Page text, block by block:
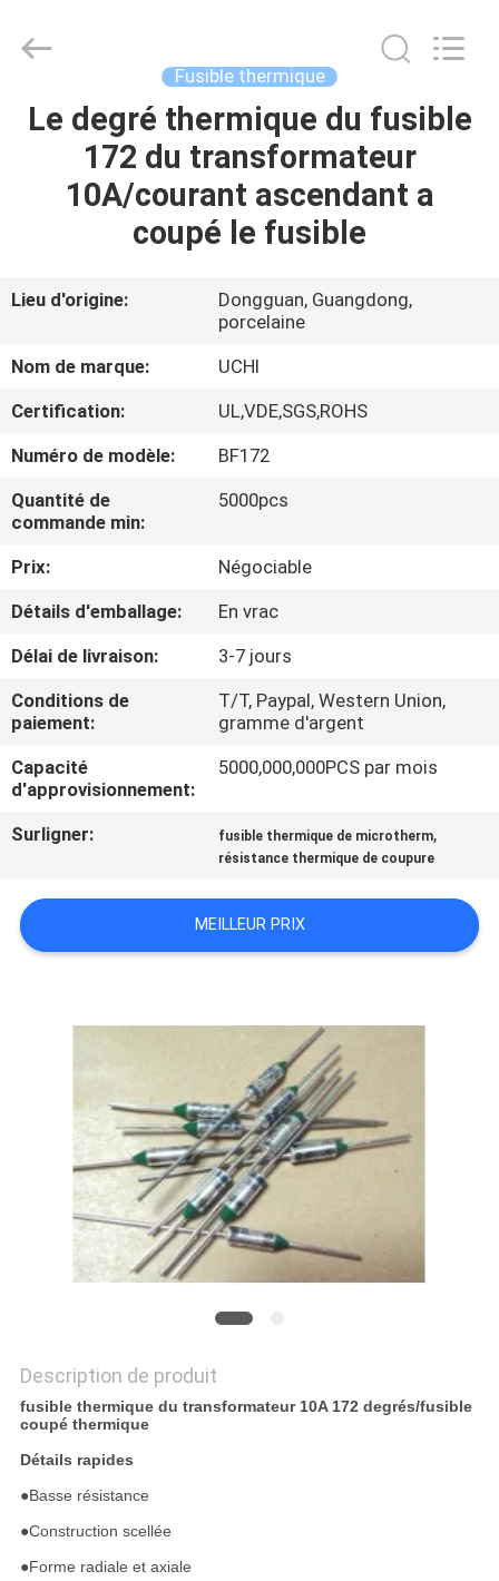
MAISON
PRODUITS
DE
AU
SUJET
DE
NOUS
D'USINE
CONTRÔLE
DE
QUALITÉ
CONTACTEZ-
NOUVELLES
DEMANDEZ
UNE
CITATION
PLAN
POLICY
Co.,Ltd.
Fusible thermique
Le degré thermique du fusible
172 du transformateur
10A/courant ascendant a
coupé le fusible
Lieu d'origine:
Dongguan, Guangdong,
porcelaine
Nom de marque:
UCHI
Certification:
UL,VDE,SGS,ROHS
Numéro de modèle:
BF172
Quantité de
commande min:
5000pcs
Prix:
Négociable
Détails d'emballage:
En vrac
Délai de livraison:
3-7 jours
Conditions de
paiement:
T/T, Paypal, Western Union,
gramme d'argent
Capacité
d'approvisionnement:
5000,000,000PCS par mois
Surligner: fusible thermique de microtherm,
résistance thermique de coupure
MEILLEUR PRIX
Description de produit
fusible thermique du transformateur 10A 172 degrés/fusible
coupé thermique
Détails rapides
●Basse résistance
●Construction scellée
●Forme radiale et axiale